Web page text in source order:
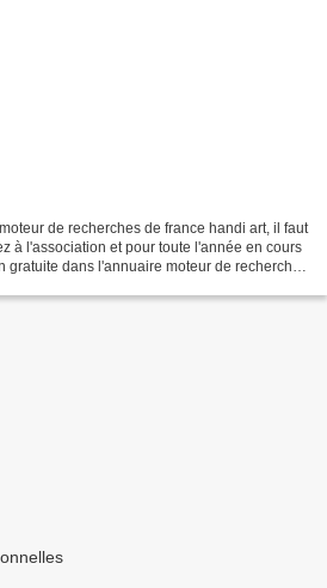
de recherches de france handi art, il faut
à l'association et pour toute l'année en cours
dans l'annuaire moteur de recherches